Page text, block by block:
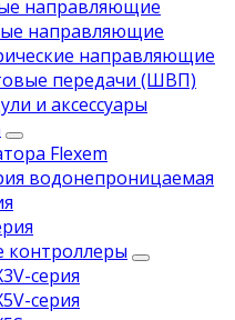
направляющие
направляющие
направляющие
передачи (ШВП)
и аксессуары
Flexem
водонепроницаемая
серия
серия